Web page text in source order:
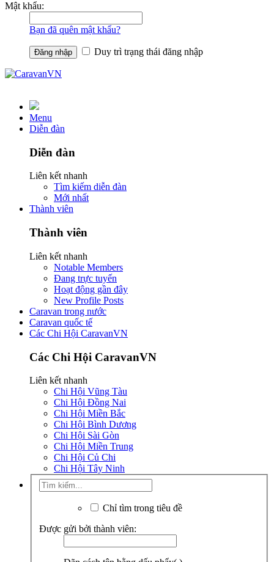
Mật khẩu:
Bạn đã quên mật khẩu?
Duy trì trạng thái đăng nhập
Menu
Diễn đàn
Diễn đàn
Liên kết nhanh
Tìm kiếm diễn đàn
Mới nhất
Thành viên
Thành viên
Liên kết nhanh
Notable Members
Đang trực tuyến
Hoạt động gần đây
New Profile Posts
Caravan trong nước
Caravan quốc tế
Các Chi Hội CaravanVN
Các Chi Hội CaravanVN
Liên kết nhanh
Chi Hội Vũng Tàu
Chi Hội Đồng Nai
Chi Hội Miền Bắc
Chi Hội Bình Dương
Chi Hội Sài Gòn
Chi Hội Miền Trung
Chi Hội Củ Chi
Chi Hội Tây Ninh
Chỉ tìm trong tiêu đề
Được gửi bởi thành viên: